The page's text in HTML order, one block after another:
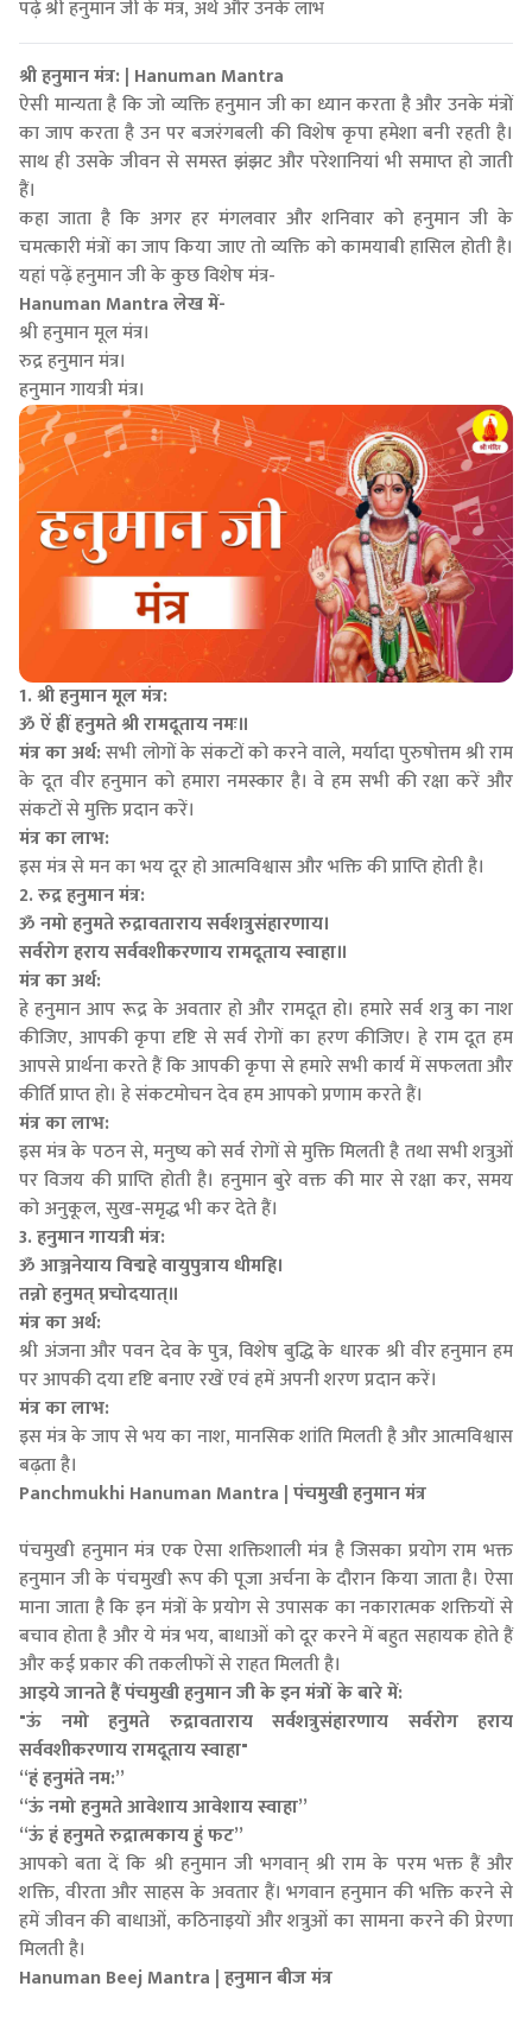
पढ़ें श्री हनुमान जी के मंत्र, अर्थ और उनके लाभ
श्री हनुमान मंत्र: | Hanuman Mantra
ऐसी मान्यता है कि जो व्यक्ति हनुमान जी का ध्यान करता है और उनके मंत्रों
का जाप करता है उन पर बजरंगबली की विशेष कृपा हमेशा बनी रहती है।
साथ ही उसके जीवन से समस्त झंझट और परेशानियां भी समाप्त हो जाती
हैं।
कहा जाता है कि अगर हर मंगलवार और शनिवार को हनुमान जी के
चमत्कारी मंत्रों का जाप किया जाए तो व्यक्ति को कामयाबी हासिल होती है।
यहां पढ़ें हनुमान जी के कुछ विशेष मंत्र-
Hanuman Mantra लेख में-
श्री हनुमान मूल मंत्र।
रुद्र हनुमान मंत्र।
हनुमान गायत्री मंत्र।
1. श्री हनुमान मूल मंत्र:
ॐ ऐं ह्रीं हनुमते श्री रामदूताय नमः॥
मंत्र का अर्थ:सभी लोगों के संकटों को करने वाले, मर्यादा पुरुषोत्तम श्री राम
के दूत वीर हनुमान को हमारा नमस्कार है। वे हम सभी की रक्षा करें और
संकटों से मुक्ति प्रदान करें।
मंत्र का लाभ:
इस मंत्र से मन का भय दूर हो आत्मविश्वास और भक्ति की प्राप्ति होती है।
2. रुद्र हनुमान मंत्र:
ॐ नमो हनुमते रुद्रावताराय सर्वशत्रुसंहारणाय।
सर्वरोग हराय सर्ववशीकरणाय रामदूताय स्वाहा॥
मंत्र का अर्थ:
हे हनुमान आप रूद्र के अवतार हो और रामदूत हो। हमारे सर्व शत्रु का नाश
कीजिए, आपकी कृपा दृष्टि से सर्व रोगों का हरण कीजिए। हे राम दूत हम
आपसे प्रार्थना करते हैं कि आपकी कृपा से हमारे सभी कार्य में सफलता और
कीर्ति प्राप्त हो। हे संकटमोचन देव हम आपको प्रणाम करते हैं।
मंत्र का लाभ:
इस मंत्र के पठन से, मनुष्य को सर्व रोगों से मुक्ति मिलती है तथा सभी शत्रुओं
पर विजय की प्राप्ति होती है। हनुमान बुरे वक्त की मार से रक्षा कर, समय
को अनुकूल, सुख-समृद्ध भी कर देते हैं।
3. हनुमान गायत्री मंत्र:
ॐ आञ्जनेयाय विद्महे वायुपुत्राय धीमहि।
तन्नो हनुमत् प्रचोदयात्॥
मंत्र का अर्थ:
श्री अंजना और पवन देव के पुत्र, विशेष बुद्धि के धारक श्री वीर हनुमान हम
पर आपकी दया दृष्टि बनाए रखें एवं हमें अपनी शरण प्रदान करें।
मंत्र का लाभ:
इस मंत्र के जाप से भय का नाश, मानसिक शांति मिलती है और आत्मविश्वास
बढ़ता है।
Panchmukhi Hanuman Mantra | पंचमुखी हनुमान मंत्र
पंचमुखी हनुमान मंत्र एक ऐसा शक्तिशाली मंत्र है जिसका प्रयोग राम भक्त
हनुमान जी के पंचमुखी रूप की पूजा अर्चना के दौरान किया जाता है। ऐसा
माना जाता है कि इन मंत्रों के प्रयोग से उपासक का नकारात्मक शक्तियों से
बचाव होता है और ये मंत्र भय, बाधाओं को दूर करने में बहुत सहायक होते हैं
और कई प्रकार की तकलीफों से राहत मिलती है।
आइये जानते हैं पंचमुखी हनुमान जी के इन मंत्रों के बारे में:
"ऊं नमो हनुमते रुद्रावताराय सर्वशत्रुसंहारणाय सर्वरोग हराय
सर्ववशीकरणाय रामदूताय स्वाहा"
“हं हनुमंते नम:”
“ऊं नमो हनुमते आवेशाय आवेशाय स्वाहा”
“ऊं हं हनुमते रुद्रात्मकाय हुं फट”
आपको बता दें कि श्री हनुमान जी भगवान् श्री राम के परम भक्त हैं और
शक्ति, वीरता और साहस के अवतार हैं। भगवान हनुमान की भक्ति करने से
हमें जीवन की बाधाओं, कठिनाइयों और शत्रुओं का सामना करने की प्रेरणा
मिलती है।
Hanuman Beej Mantra | हनुमान बीज मंत्र